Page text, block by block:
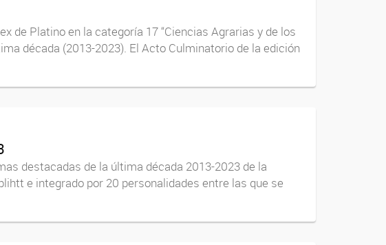
de Platino en la categoría 17 “Ciencias Agrarias y de los
década (2013-2023). El Acto Culminatorio de la edición
destacadas de la última década 2013-2023 de la
e integrado por 20 personalidades entre las que se